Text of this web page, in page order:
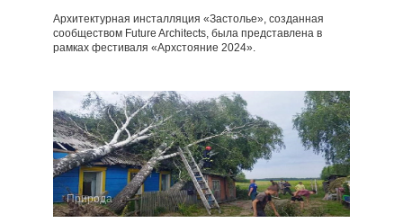
Архитектурная инсталляция «Застолье», созданная
сообществом Future Architects, была представлена в
рамках фестиваля «Архстояние 2024».
Природа